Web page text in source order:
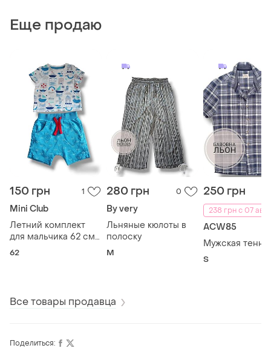
Еще продаю
150 грн 1
Mini Club
Летний комплект
для мальчика 62 см
0-3 мес с
62
280 грн 0
By very
Льняные кюлоты в
полоску
M
250 грн
238 грн с 07 авг.
ACW85
Мужская
S
Все товары продавца
Поделиться: